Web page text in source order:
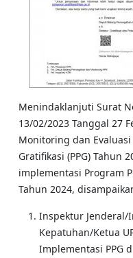
Menindaklanjuti Surat
13/02/2023 Tanggal 27
Monitoring dan
Gratifikasi (PPG) Tahun
implementasi Program
Tahun 2024,
Inspektur
Kepatuhan/Ketua
Implementasi PPG